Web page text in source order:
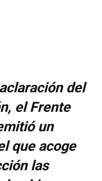
del
el Frente
un
que acoge
las